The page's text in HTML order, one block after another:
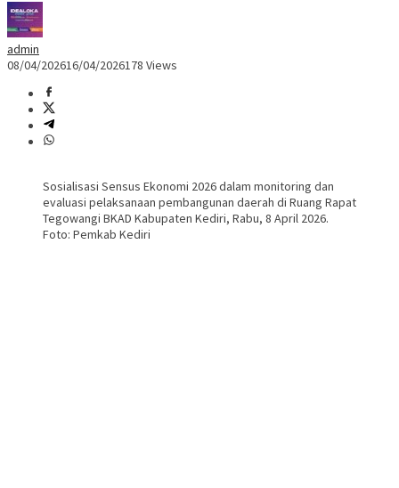
admin
08/04/202616/04/2026178 Views
Sosialisasi Sensus Ekonomi 2026 dalam monitoring dan
evaluasi pelaksanaan pembangunan daerah di Ruang Rapat
Tegowangi BKAD Kabupaten Kediri, Rabu, 8 April 2026.
Foto: Pemkab Kediri